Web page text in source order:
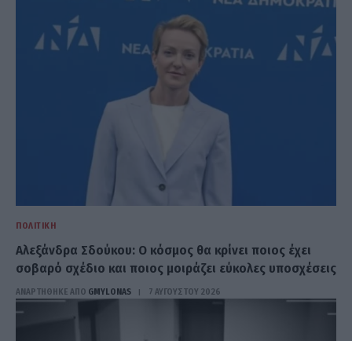
ΠΟΛΙΤΙΚΉ
Αλεξάνδρα Σδούκου: Ο κόσμος θα κρίνει ποιος έχει
σοβαρό σχέδιο και ποιος μοιράζει εύκολες υποσχέσεις
ΑΝΑΡΤΗΘΗΚΕ ΑΠΟ GMYLONAS 7 ΑΥΓΟΎΣΤΟΥ 2026